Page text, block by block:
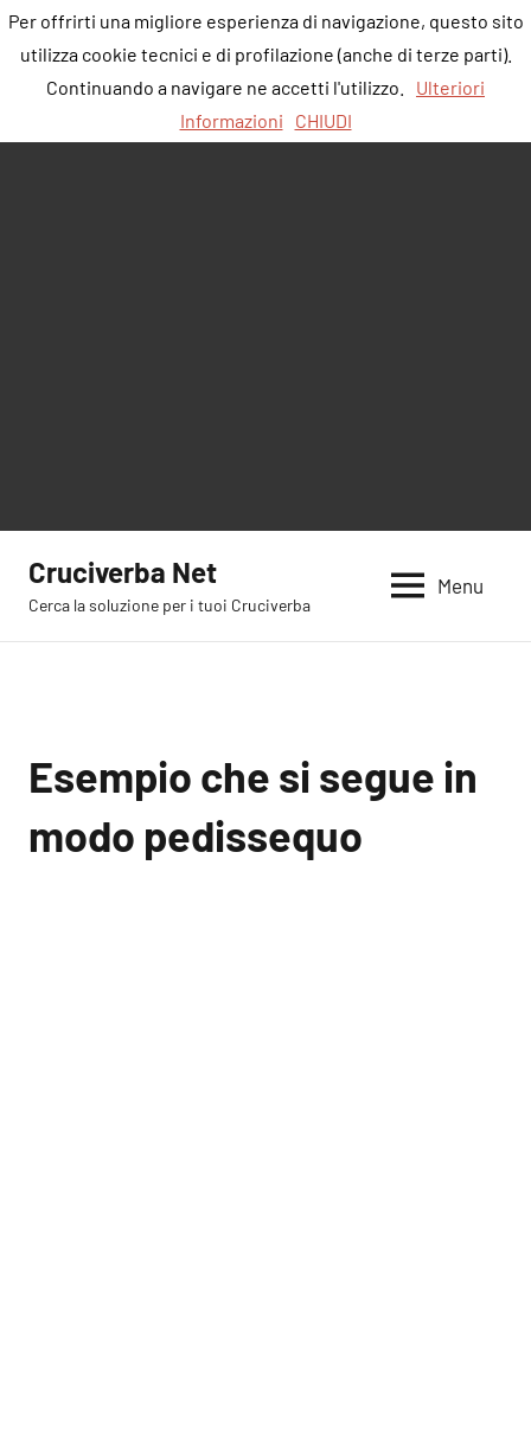
contenuto
Cruciverba Net
Cerca la soluzione per i tuoi Cruciverba
Menu
Esempio che si segue in
modo pedissequo
Per offrirti una migliore esperienza di navigazione, questo sito
utilizza cookie tecnici e di profilazione (anche di terze parti).
Continuando a navigare ne accetti l'utilizzo.
Ulteriori
Informazioni
CHIUDI